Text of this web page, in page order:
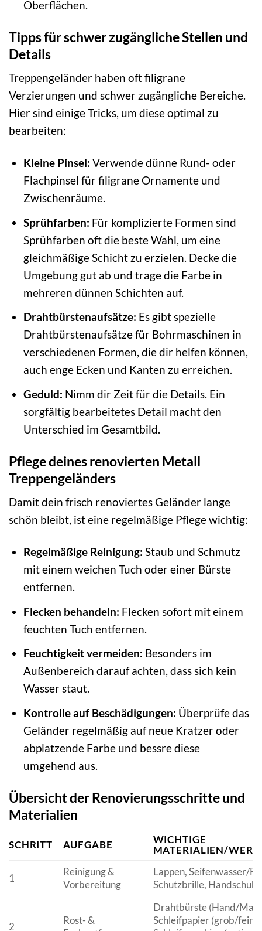
Oberflächen.
Tipps für schwer zugängliche Stellen und
Details
Treppengeländer haben oft filigrane
Verzierungen und schwer zugängliche Bereiche.
Hier sind einige Tricks, um diese optimal zu
bearbeiten:
Kleine Pinsel: Verwende dünne Rund- oder
Flachpinsel für filigrane Ornamente und
Zwischenräume.
Sprühfarben: Für komplizierte Formen sind
Sprühfarben oft die beste Wahl, um eine
gleichmäßige Schicht zu erzielen. Decke die
Umgebung gut ab und trage die Farbe in
mehreren dünnen Schichten auf.
Drahtbürstenaufsätze: Es gibt spezielle
Drahtbürstenaufsätze für Bohrmaschinen in
verschiedenen Formen, die dir helfen können,
auch enge Ecken und Kanten zu erreichen.
Geduld: Nimm dir Zeit für die Details. Ein
sorgfältig bearbeitetes Detail macht den
Unterschied im Gesamtbild.
Pflege deines renovierten Metall
Treppengeländers
Damit dein frisch renoviertes Geländer lange
schön bleibt, ist eine regelmäßige Pflege wichtig:
Regelmäßige Reinigung: Staub und Schmutz
mit einem weichen Tuch oder einer Bürste
entfernen.
Flecken behandeln: Flecken sofort mit einem
feuchten Tuch entfernen.
Feuchtigkeit vermeiden: Besonders im
Außenbereich darauf achten, dass sich kein
Wasser staut.
Kontrolle auf Beschädigungen: Überprüfe das
Geländer regelmäßig auf neue Kratzer oder
abplatzende Farbe und bessre diese
umgehend aus.
Übersicht der Renovierungsschritte und
Materialien
SCHRITT AUFGABE
WICHTIGE
MATERIALIEN/
1
Reinigung &
Vorbereitung
Lappen, Seifenwasser/
Schutzbrille, Handschuhe
2
Rost- &
Drahtbürste (Hand/
Schleifpapier (grob/fein),